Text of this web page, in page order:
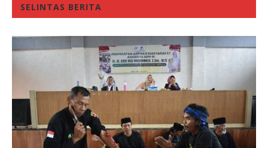
SELINTAS BERITA